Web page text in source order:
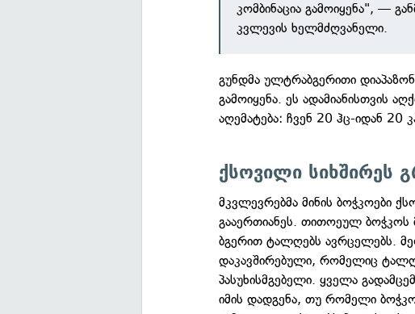
კომბინაცია გამოიყენა", —
კვლევის ხელმძღვანელი.
გუნდმა ულტრაბგერითი
გამოიყენა. ეს ადამიანისთვის
აღემატება: ჩვენ 20 ჰც-იდან 20
ქსოვილი სიხშირეს
მკვლევრებმა მინის ბოჭკოები
გააერთიანეს. თითოეულ ბოჭკოს
ბგერით ტალღებს ავრცელებს.
დაკავშირებული, რომელიც
პასუხისმგებელი. ყველა
იმის დადგენა, თუ რომელი